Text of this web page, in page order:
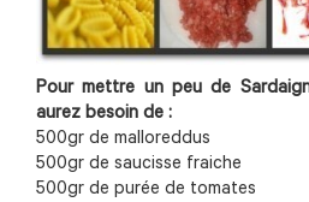
Pour mettre un peu de
aurez besoin de :
500gr de malloreddus
500gr de saucisse fraiche
500gr de purée de tomates